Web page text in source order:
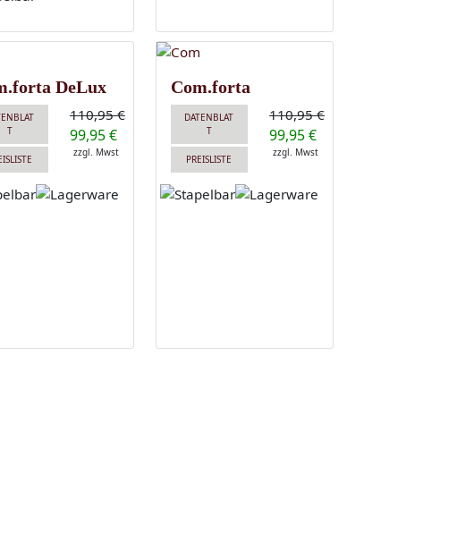
DeLux
T
110,95 €
99,95 €
zzgl. Mwst
Com.forta
DATENBLAT
T
PREISLISTE
110,95 €
99,95 €
zzgl. Mwst